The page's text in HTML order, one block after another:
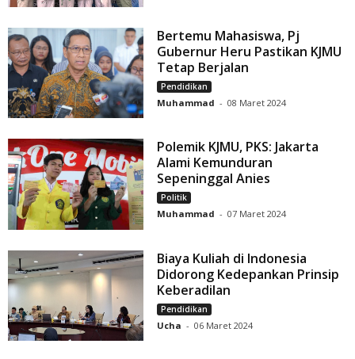
Bertemu Mahasiswa, Pj
Gubernur Heru Pastikan KJMU
Tetap Berjalan
Pendidikan
Muhammad - 08 Maret 2024
Polemik KJMU, PKS: Jakarta
Alami Kemunduran
Sepeninggal Anies
Politik
Muhammad - 07 Maret 2024
Biaya Kuliah di Indonesia
Didorong Kedepankan Prinsip
Keberadilan
Pendidikan
Ucha - 06 Maret 2024